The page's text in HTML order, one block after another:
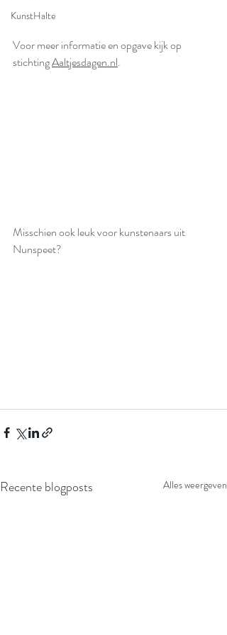
KunstHalte
Voor meer informatie en opgave kijk op
stichting Aaltjesdagen.nl.
Misschien ook leuk voor kunstenaars uit
Nunspeet?
Recente blogposts Alles weergeven